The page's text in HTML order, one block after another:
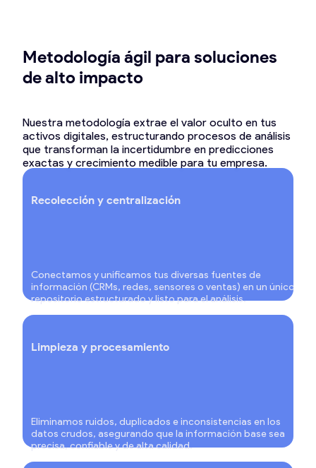
Metodología ágil para soluciones
de alto impacto
Nuestra metodología extrae el valor oculto en tus
activos digitales, estructurando procesos de análisis
que transforman la incertidumbre en predicciones
exactas y crecimiento medible para tu empresa.
Recolección y centralización
Conectamos y unificamos tus diversas fuentes de
información (CRMs, redes, sensores o ventas) en un único
repositorio estructurado y listo para el análisis.
Limpieza y procesamiento
Eliminamos ruidos, duplicados e inconsistencias en los
datos crudos, asegurando que la información base sea
precisa, confiable y de alta calidad.